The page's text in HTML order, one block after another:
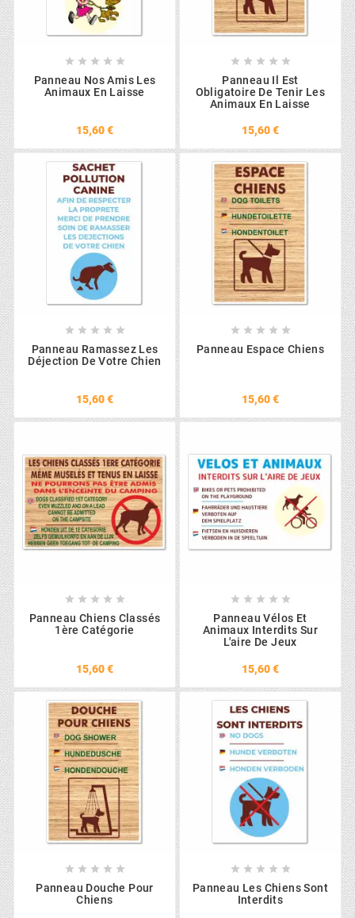
    
Panneau Nos Amis Les
Animaux En Laisse
15,60 €
    
Panneau Il Est
Obligatoire De Tenir Les
Animaux En Laisse
15,60 €
    
Panneau Ramassez Les
Déjection De Votre Chien
15,60 €
    
Panneau Espace Chiens
15,60 €
    
Panneau Chiens Classés
1ère Catégorie
15,60 €
    
Panneau Vélos Et
Animaux Interdits Sur
L'aire De Jeux
15,60 €
    
Panneau Douche Pour
Chiens
    
Panneau Les Chiens Sont
Interdits